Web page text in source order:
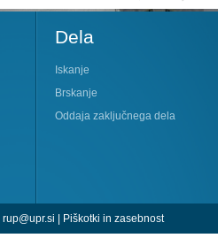
Dela
Iskanje
Brskanje
Oddaja zaključnega dela
rup@upr.si | Piškotki in zasebnost